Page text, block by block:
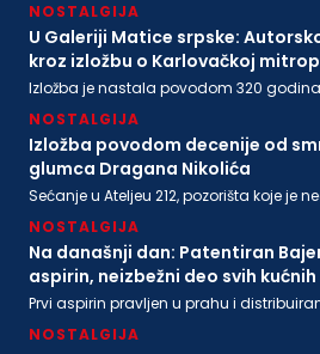
stanu na današnji dan 1962. godine
NOSTALGIJA
U Galeriji Matice srpske:
kroz izložbu o Karlovačkoj
Izložba je nastala povodom 320
Matice srpske
NOSTALGIJA
Izložba povodom decenije od
glumca Dragana Nikolića
Sećanje u Ateljeu 212, pozorišta koje je
NOSTALGIJA
Na današnji dan: Patentiran
aspirin, neizbežni deo svih
Prvi aspirin pravljen u prahu i
NOSTALGIJA